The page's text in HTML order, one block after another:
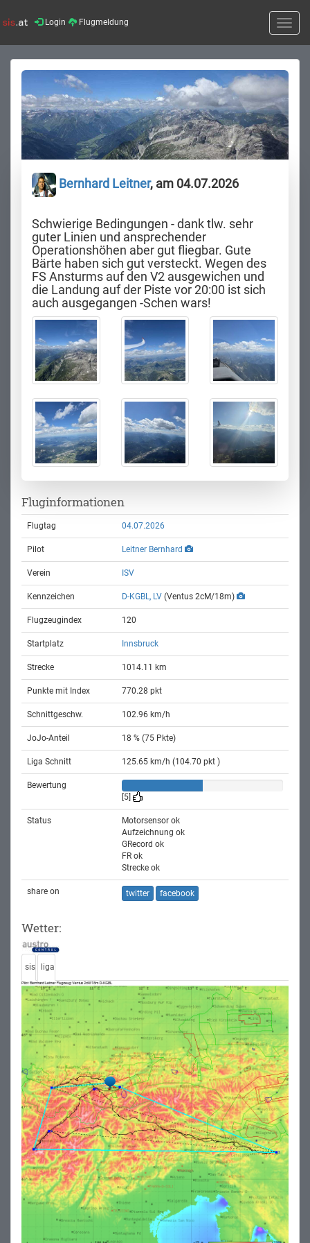
Login Flugmeldung
Toggle
Bernhard Leitner, am 04.07.2026
Schwierige Bedingungen - dank tlw. sehr
guter Linien und ansprechender
Operationshöhen aber gut fliegbar. Gute
Bärte haben sich gut versteckt. Wegen des
FS Ansturms auf den V2 ausgewichen und
die Landung auf der Piste vor 20:00 ist sich
auch ausgegangen -Schen wars!
Fluginformationen
Flugtag 04.07.2026
Pilot Leitner Bernhard
Verein ISV
Kennzeichen D-KGBL, LV (Ventus 2cM/18m)
Flugzeugindex 120
Startplatz Innsbruck
Strecke 1014.11 km
Punkte mit Index 770.28 pkt
Schnittgeschw. 102.96 km/h
JoJo-Anteil 18 % (75 Pkte)
Liga Schnitt 125.65 km/h (104.70 pkt )
Bewertung
[5]
Status
Motorsensor ok
Aufzeichnung ok
GRecord ok
FR ok
Strecke ok
share on twitter facebook
Wetter:
sis liga